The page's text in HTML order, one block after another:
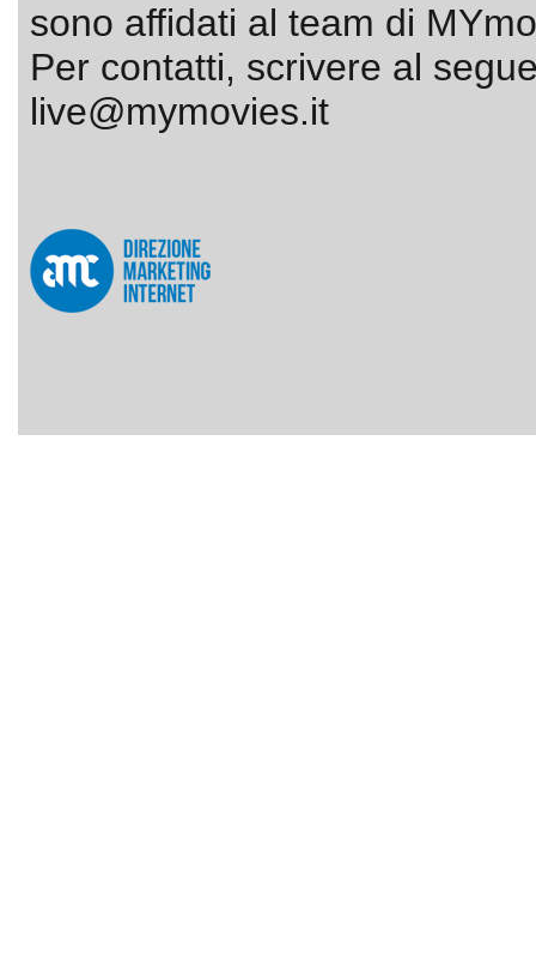
sono affidati al team di
Per contatti, scrivere al
live@mymovies.it